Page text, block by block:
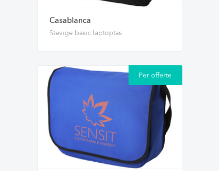
Casablanca
Stevige basic laptoptas
Per offerte